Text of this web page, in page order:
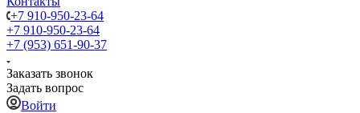
+7 910-950-23-64
+7 910-950-23-64
+7 (953) 651-90-37
Заказать звонок
Задать вопрос
Войти